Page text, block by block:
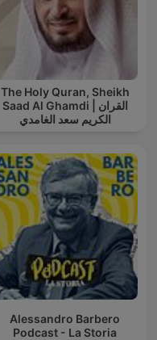
The Holy Quran, Sheikh
Saad Al Ghamdi | القران
الكريم سعد الغامدي
Alessandro Barbero
Podcast - La Storia